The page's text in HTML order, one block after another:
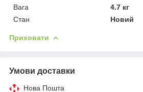
Вага
4.7 кг
Стан
Новий
Приховати
Умови доставки
Нова Пошта